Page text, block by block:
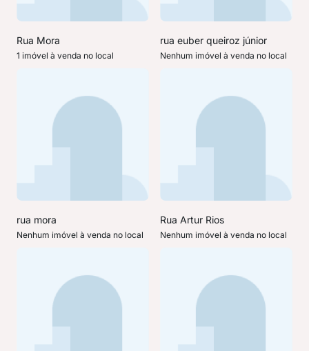
Rua Mora
1 imóvel à venda no local
rua euber queiroz júnior
Nenhum imóvel à venda no local
rua mora
Nenhum imóvel à venda no local
Rua Artur Rios
Nenhum imóvel à venda no local